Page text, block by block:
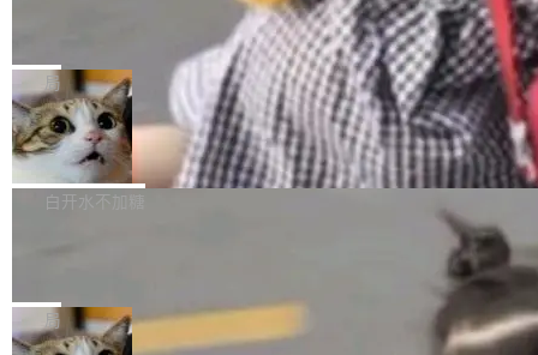
录全贴了出来。 他发错人了 苹果外部律师 Gabr
iel Gross 来自 Weil 律所，2 月 23 日下午 5:53
给 OpenAI 总法律顾问 Che Chang 发了封邮
件，附了一封长信，要求 OpenAI 配合调查前苹
果员工带走机密信...
这是目前市面上唯一支持平板接入WorkBuddy P
C版的产品，搭载“人机双写”重磅功能——你写
你的，AI写AI的，同屏协作互不干扰。一句话让
AI帮你干活，现在开启全新体验！ 温馨提示：
体验WorkBuddy鸿蒙PC版前，请将 HUAWEI M
atePad Edge 升级至 HarmonyOS 6.1.0.135S
P9 patch03及以上版本。 *升级路径：设置 > 搜
FFmpeg 9.0 发布：代号“Lei”，以此纪
全球知名开源多媒体框架 FFmpeg 今天正式发
布了 9.0 版本。这个版本除了带来新一代音视频
处理能力和硬件加速支持之外，还有一个特殊之
处：FFmpeg 9.0 的代号是“Lei”。 这个名字，
来自中国开发者雷霄骅（Lei Xiaohua）。 对于
很多中国音视频开发者而言，这个名字并不陌
“启蒙老师”。 而今年，恰好是雷霄骅离世十周
年。FFmpeg 社区最终选择用一个大版本的名
局
亚马逊成本失控：AI 写代码烧掉 1215
万元，超预算 860%
外媒近日曝光了亚马逊的多份内部报告显示，AI
导致公司在多个项目上超支。《金融时报》报道
编写程序，目标是完成电商平台作者信息与商品
列表的数据匹配 —— 一项常规的数据处理任
白开水不加糖
e CEO Clément Delangue 在 CNBC 的采访里
没有拐弯抹角。他说中国正在赢得 AI 竞赛，而
局